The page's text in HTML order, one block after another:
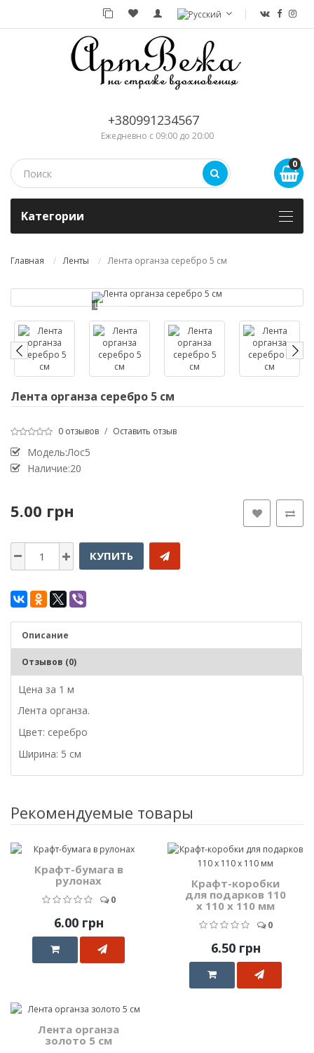
+380991234567
Ежедневно с 09:00 до 20:00
0
Kатегории
Главная Ленты Лента органза серебро 5 см
Loading...
Лента органза серебро 5 см
0 отзывов / Оставить отзыв
Модель:Лос5
Наличие:20
5.00 грн
КУПИТЬ
Описание
Отзывов (0)
Цена за 1 м
Лента органза.
Цвет: серебро
Ширина: 5 см
Рекомендуемые товары
Крафт-бумага в
рулонах
0
6.00 грн
Крафт-коробки
для подарков 110
x 110 x 110 мм
0
6.50 грн
Лента органза
золото 5 см